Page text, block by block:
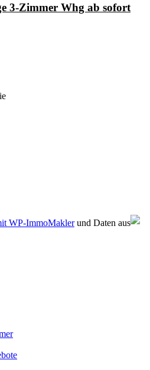
3-Zimmer Whg ab sofort
WP-ImmoMaklerund Daten aus